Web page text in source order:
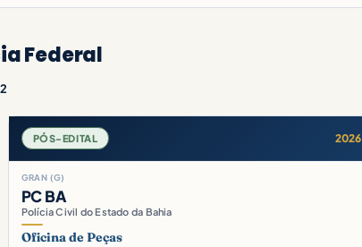
Federal
2
PÓS-EDITAL 2026
GRAN (G)
PC BA
Polícia Civil do Estado da Bahia
Oficina de Peças